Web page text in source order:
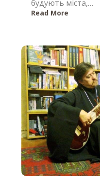
будують міста,…
Read More